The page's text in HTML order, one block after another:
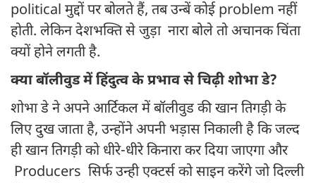
political मुद्दों पर बोलते हैं, तब उन्बें कोई problem नहीं
होती. लेकिन देशभक्ति से जुड़ा नारा बोले तो अचानक चिंता
क्यों होने लगती है.
क्या बॉलीवुड में हिंदुत्व के प्रभाव से चिढ़ी शोभा डे?
शोभा डे ने अपने आर्टिकल में बॉलीवुड की खान तिगड़ी के
लिए दुख जाता है, उन्होंने अपनी भड़ास निकाली है कि जल्द
ही खान तिगड़ी को धीरे-धीरे किनारा कर दिया जाएगा और
Producers सिर्फ उन्ही एक्टर्स को साइन करेंगे जो दिल्ली